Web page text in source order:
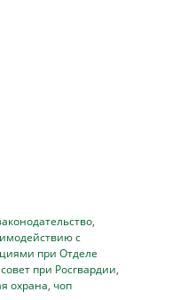
,
с
при Отделе
при Росгвардии,
охрана, чоп